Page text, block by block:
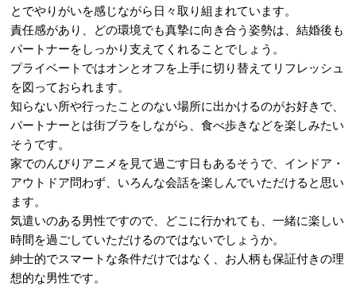
とでやりがいを感じながら日々取り組まれています。
責任感があり、どの環境でも真摯に向き合う姿勢は、結婚後も
パートナーをしっかり支えてくれることでしょう。
プライベートではオンとオフを上手に切り替えてリフレッシュ
を図っておられます。
知らない所や行ったことのない場所に出かけるのがお好きで、
パートナーとは街ブラをしながら、食べ歩きなどを楽しみたい
そうです。
家でのんびりアニメを見て過ごす日もあるそうで、インドア・
アウトドア問わず、いろんな会話を楽しんでいただけると思い
ます。
気遣いのある男性ですので、どこに行かれても、一緒に楽しい
時間を過ごしていただけるのではないでしょうか。
紳士的でスマートな条件だけではなく、お人柄も保証付きの理
想的な男性です。